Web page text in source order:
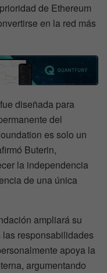
de Ethereum
en la red más
diseñada para
del
es solo un
Buterin,
la independencia
de una única
ampliará su
responsabilidades
apoya la
argumentando